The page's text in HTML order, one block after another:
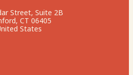
Street, Suite 2B
CT 06405
States